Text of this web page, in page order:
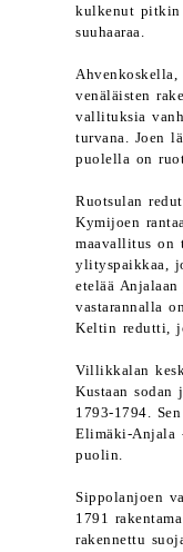
kulkenut pitkin
suuhaaraa.
venäläisten
vallituksia
turvana. Joen
puolella on
Ruotsulan
Kymijoen
maavallitus on
ylityspaikkaa,
etelää
vastarannalla
Keltin redutti,
Villikkalan
Kustaan sodan
1793-1794.
Elimäki-Anjala
puolin.
Sippolanjoen
1791
rakennettu